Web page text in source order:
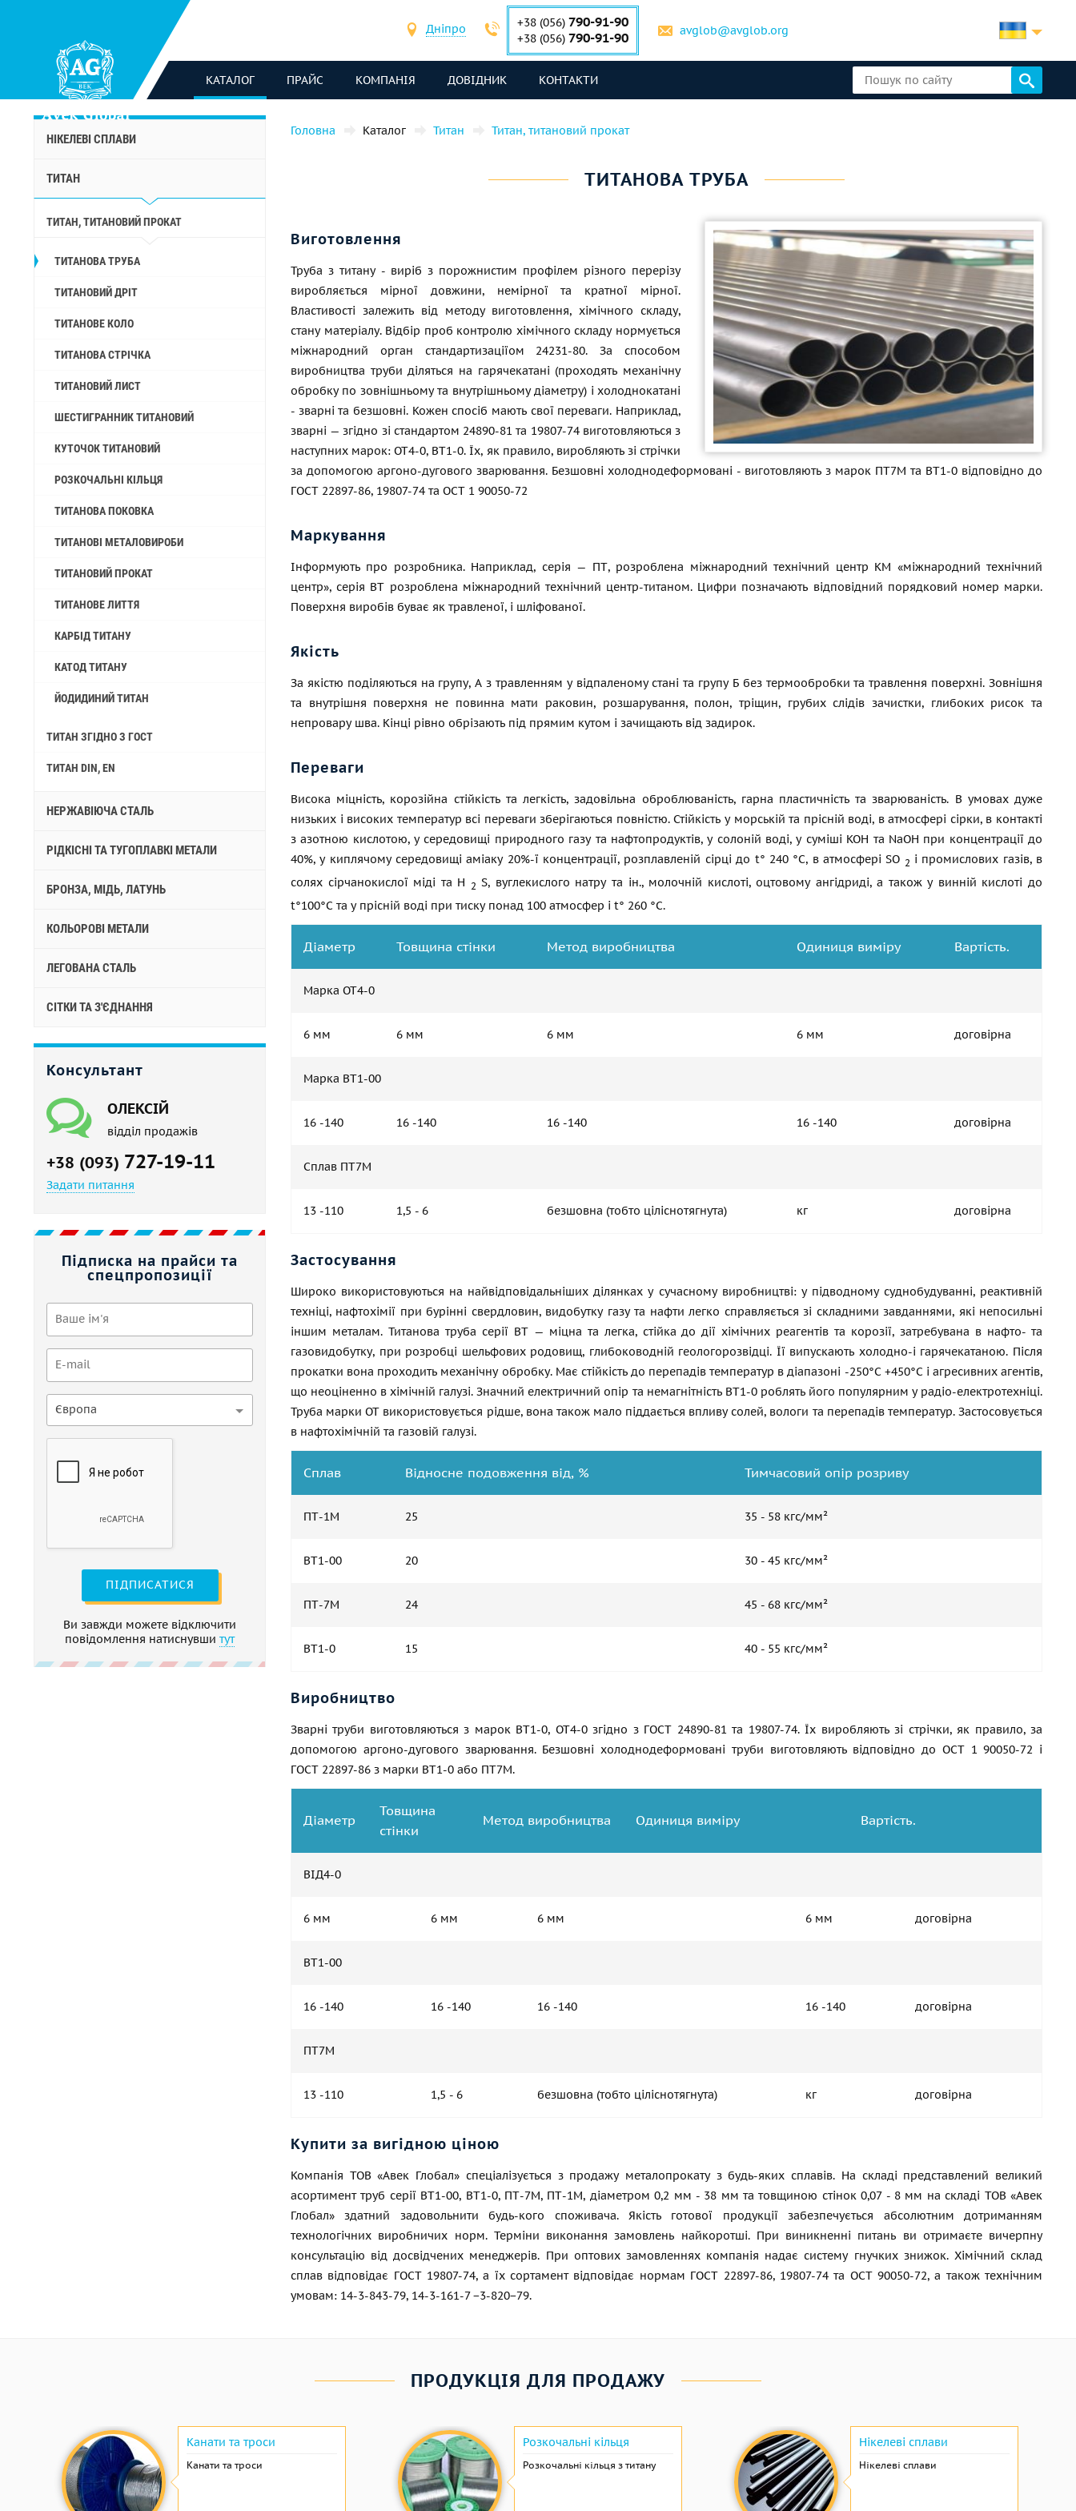
Дніпро +38 (056) 790-91-90
+38 (056) 790-91-90 avglob@avglob.org
КАТАЛОГ ПРАЙС КОМПАНІЯ ДОВІДНИК КОНТАКТИ
НІКЕЛЕВІ СПЛАВИ
ТИТАН
ТИТАН, ТИТАНОВИЙ ПРОКАТ
ТИТАНОВА ТРУБА
ТИТАНОВИЙ ДРІТ
ТИТАНОВЕ КОЛО
ТИТАНОВА СТРІЧКА
ТИТАНОВИЙ ЛИСТ
ШЕСТИГРАННИК ТИТАНОВИЙ
КУТОЧОК ТИТАНОВИЙ
РОЗКОЧАЛЬНІ КІЛЬЦЯ
ТИТАНОВА ПОКОВКА
ТИТАНОВІ МЕТАЛОВИРОБИ
ТИТАНОВИЙ ПРОКАТ
ТИТАНОВЕ ЛИТТЯ
КАРБІД ТИТАНУ
КАТОД ТИТАНУ
ЙОДИДИНИЙ ТИТАН
ТИТАН ЗГІДНО З ГОСТ
ТИТАН DIN, EN
НЕРЖАВІЮЧА СТАЛЬ
РІДКІСНІ ТА ТУГОПЛАВКІ МЕТАЛИ
БРОНЗА, МІДЬ, ЛАТУНЬ
КОЛЬОРОВІ МЕТАЛИ
ЛЕГОВАНА СТАЛЬ
СІТКИ ТА З'ЄДНАННЯ
Консультант
ОЛЕКСІЙ
відділ продажів
+38 (093) 727-19-11
Задати питання
Підписка на прайси та
спецпропозиції
Європа
ПІДПИСАТИСЯ
Ви завжди можете відключити
повідомлення натиснувши тут
Головна Каталог Титан Титан, титановий прокат
ТИТАНОВА ТРУБА
Виготовлення
Труба з титану - виріб з порожнистим профілем різного перерізу
виробляється мірної довжини, немірної та кратної мірної.
Властивості залежить від методу виготовлення, хімічного складу,
стану матеріалу. Відбір проб контролю хімічного складу нормується
міжнародний орган стандартизаціїом 24231-80. За способом
виробництва труби діляться на гарячекатані (проходять механічну
обробку по зовнішньому та внутрішньому діаметру) і холоднокатані
- зварні та безшовні. Кожен спосіб мають свої переваги. Наприклад,
зварні — згідно зі стандартом 24890-81 та 19807-74 виготовляються з
наступних марок: ОТ4-0, ВТ1-0. Їх, як правило, виробляють зі стрічки
за допомогою аргоно-дугового зварювання. Безшовні холоднодеформовані - виготовляють з марок ПТ7М та ВТ1-0 відповідно до
ГОСТ 22897-86, 19807-74 та ОСТ 1 90050-72
Маркування
Інформують про розробника. Наприклад, серія — ПТ, розроблена міжнародний технічний центр КМ «міжнародний технічний
центр», серія ВТ розроблена міжнародний технічний центр-титаном. Цифри позначають відповідний порядковий номер марки.
Поверхня виробів буває як травленої, і шліфованої.
Якість
За якістю поділяються на групу, А з травленням у відпаленому стані та групу Б без термообробки та травлення поверхні. Зовнішня
та внутрішня поверхня не повинна мати раковин, розшарування, полон, тріщин, грубих слідів зачистки, глибоких рисок та
непровару шва. Кінці рівно обрізають під прямим кутом і зачищають від задирок.
Переваги
Висока міцність, корозійна стійкість та легкість, задовільна оброблюваність, гарна пластичність та зварюваність. В умовах дуже
низьких і високих температур всі переваги зберігаються повністю. Стійкість у морській та прісній воді, в атмосфері сірки, в контакті
з азотною кислотою, у середовищі природного газу та нафтопродуктів, у солоній воді, у суміші KOH та NaOH при концентрації до
40%, у киплячому середовищі аміаку 20%-ї концентрації, розплавленій сірці до t° 240 °C, в атмосфері SО 2 і промислових газів, в
солях сірчанокислої міді та H 2 S, вуглекислого натру та ін., молочній кислоті, оцтовому ангідриді, а також у винній кислоті до
t°100°С та у прісній воді при тиску понад 100 атмосфер і t° 260 °C.
Діаметр Товщина стінки Метод виробництва Одиниця виміру Вартість.
Марка ОТ4-0
6 мм 6 мм 6 мм 6 мм договірна
Марка ВТ1-00
16 -140 16 -140 16 -140 16 -140 договірна
Сплав ПТ7М
13 -110 1,5 - 6 безшовна (тобто ціліснотягнута) кг договірна
Застосування
Широко використовуються на найвідповідальніших ділянках у сучасному виробництві: у підводному суднобудуванні, реактивній
техніці, нафтохімії при бурінні свердловин, видобутку газу та нафти легко справляється зі складними завданнями, які непосильні
іншим металам. Титанова труба серії ВТ — міцна та легка, стійка до дії хімічних реагентів та корозії, затребувана в нафто- та
газовидобутку, при розробці шельфових родовищ, глибоководній геологорозвідці. Її випускають холодно-і гарячекатаною. Після
прокатки вона проходить механічну обробку. Має стійкість до перепадів температур в діапазоні -250°С +450°С і агресивних агентів,
що неоціненно в хімічній галузі. Значний електричний опір та немагнітність ВТ1-0 роблять його популярним у радіо-електротехніці.
Труба марки ОТ використовується рідше, вона також мало піддається впливу солей, вологи та перепадів температур. Застосовується
в нафтохімічній та газовій галузі.
Сплав Відносне подовження від, % Тимчасовий опір розриву
ПТ-1М 25 35 - 58 кгс/мм²
ВТ1-00 20 30 - 45 кгс/мм²
ПТ-7М 24 45 - 68 кгс/мм²
ВТ1-0 15 40 - 55 кгс/мм²
Виробництво
Зварні труби виготовляються з марок ВТ1-0, ОТ4-0 згідно з ГОСТ 24890-81 та 19807-74. Їх виробляють зі стрічки, як правило, за
допомогою аргоно-дугового зварювання. Безшовні холоднодеформовані труби виготовляють відповідно до ОСТ 1 90050-72 і
ГОСТ 22897-86 з марки ВТ1-0 або ПТ7М.
Діаметр
Товщина
стінки
Метод виробництва Одиниця виміру Вартість.
ВІД4-0
6 мм 6 мм 6 мм 6 мм договірна
ВТ1-00
16 -140 16 -140 16 -140 16 -140 договірна
ПТ7М
13 -110 1,5 - 6 безшовна (тобто ціліснотягнута) кг договірна
Купити за вигідною ціною
Компанія ТОВ «Авек Глобал» спеціалізується з продажу металопрокату з будь-яких сплавів. На складі представлений великий
асортимент труб серії ВТ1-00, ВТ1-0, ПТ-7М, ПТ-1М, діаметром 0,2 мм - 38 мм та товщиною стінок 0,07 - 8 мм на складі ТОВ «Авек
Глобал» здатний задовольнити будь-кого споживача. Якість готової продукції забезпечується абсолютним дотриманням
технологічних виробничих норм. Терміни виконання замовлень найкоротші. При виникненні питань ви отримаєте вичерпну
консультацію від досвідчених менеджерів. При оптових замовленнях компанія надає систему гнучких знижок. Хімічний склад
сплав відповідає ГОСТ 19807-74, а їх сортамент відповідає нормам ГОСТ 22897-86, 19807-74 та ОСТ 90050-72, а також технічним
умовам: 14-3-843-79, 14-3-161-7 −3-820−79.
ПРОДУКЦІЯ ДЛЯ ПРОДАЖУ
Канати та троси
Канати та троси
Розкочальні кільця
Розкочальні кільця з титану
Нікелеві сплави
Нікелеві сплави